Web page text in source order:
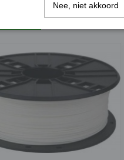
Nee, niet akkoord